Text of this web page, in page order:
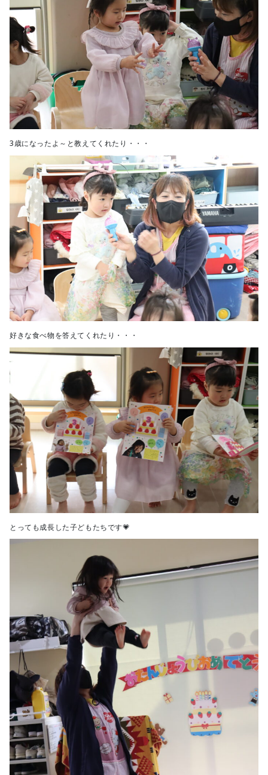
3歳になったよ～と教えてくれたり・・・
好きな食べ物を答えてくれたり・・・
とっても成長した子どもたちです💗